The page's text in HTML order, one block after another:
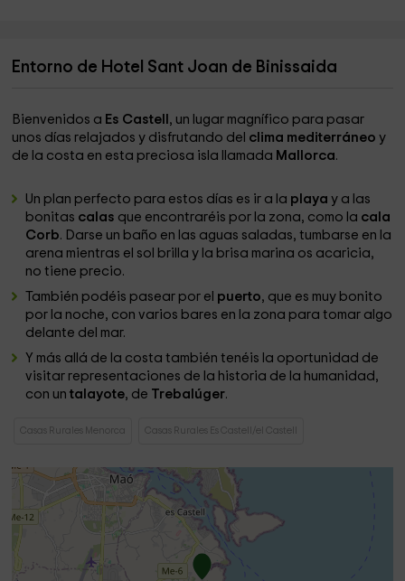
Entorno de Hotel Sant Joan de Binissaida
Bienvenidos a Es Castell , un lugar magnífico para pasar
unos días relajados y disfrutando del clima mediterráneo y
de la costa en esta preciosa isla llamada Mallorca.
Un plan perfecto para estos días es ir a la playay a las
bonitas calas que encontraréis por la zona, como la cala
Corb. Darse un baño en las aguas saladas, tumbarse en la
arena mientras el sol brilla y la brisa marina os acaricia,
no tiene precio.
También podéis pasear por el puerto, que es muy bonito
por la noche, con varios bares en la zona para tomar algo
delante del mar.
Y más allá de la costa también tenéis la oportunidad de
visitar representaciones de la historia de la humanidad,
con untalayote, de Trebalúger.
Casas Rurales Menorca Casas Rurales Es Castell/el Castell